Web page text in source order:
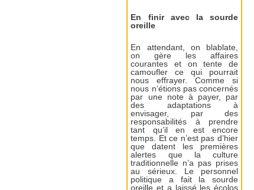
En finir avec la sourde
oreille
En attendant, on blablate,
on gère les affaires
courantes et on tente de
camoufler ce qui pourrait
nous effrayer. Comme si
nous n’étions pas concernés
par une note à payer, par
des adaptations à
envisager, par des
responsabilités à prendre
tant qu’il en est encore
temps. Et ce n’est pas d’hier
que datent les premières
alertes que la culture
traditionnelle n’a pas prises
au sérieux. Le personnel
politique a fait la sourde
oreille et a laissé les écolos